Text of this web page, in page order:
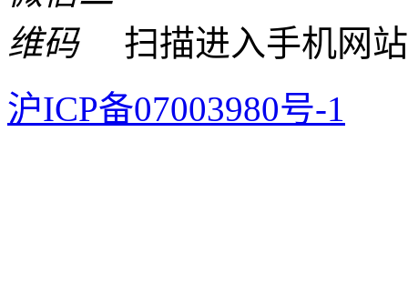
扫描进入手机网
沪ICP备07003980号-1